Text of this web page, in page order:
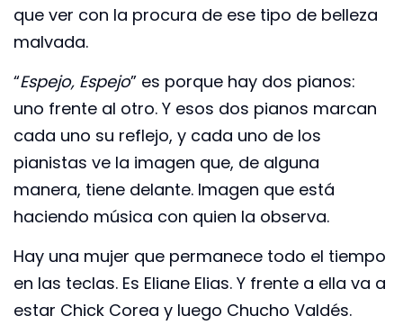
que ver con la procura de ese tipo de belleza
malvada.
“Espejo, Espejo” es porque hay dos pianos:
uno frente al otro. Y esos dos pianos marcan
cada uno su reflejo, y cada uno de los
pianistas ve la imagen que, de alguna
manera, tiene delante. Imagen que está
haciendo música con quien la observa.
Hay una mujer que permanece todo el tiempo
en las teclas. Es Eliane Elias. Y frente a ella va a
estar Chick Corea y luego Chucho Valdés.